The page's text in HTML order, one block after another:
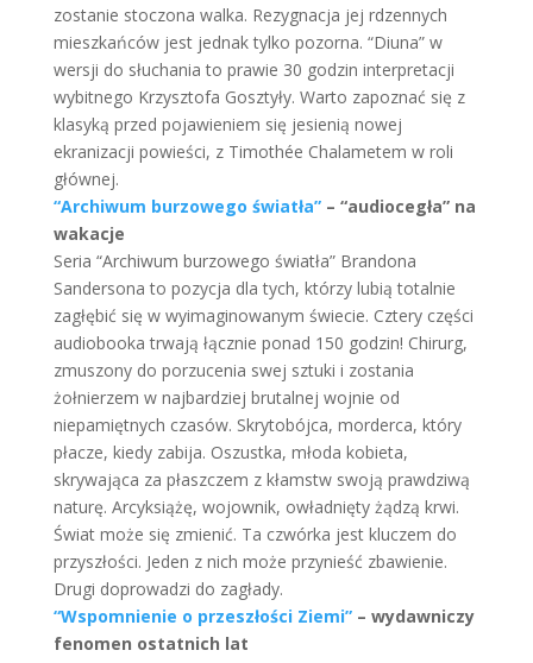
zostanie stoczona walka. Rezygnacja jej rdzennych
mieszkańców jest jednak tylko pozorna. “Diuna” w
wersji do słuchania to prawie 30 godzin interpretacji
wybitnego Krzysztofa Gosztyły. Warto zapoznać się z
klasyką przed pojawieniem się jesienią nowej
ekranizacji powieści, z Timothée Chalametem w roli
głównej.
“Archiwum burzowego światła”– “audiocegła” na
wakacje
Seria “Archiwum burzowego światła” Brandona
Sandersona to pozycja dla tych, którzy lubią totalnie
zagłębić się w wyimaginowanym świecie. Cztery części
audiobooka trwają łącznie ponad 150 godzin! Chirurg,
zmuszony do porzucenia swej sztuki i zostania
żołnierzem w najbardziej brutalnej wojnie od
niepamiętnych czasów. Skrytobójca, morderca, który
płacze, kiedy zabija. Oszustka, młoda kobieta,
skrywająca za płaszczem z kłamstw swoją prawdziwą
naturę. Arcyksiążę, wojownik, owładnięty żądzą krwi.
Świat może się zmienić. Ta czwórka jest kluczem do
przyszłości. Jeden z nich może przynieść zbawienie.
Drugi doprowadzi do zagłady.
“Wspomnienie o przeszłości Ziemi” – wydawniczy
fenomen ostatnich lat